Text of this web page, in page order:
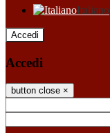
Italiano
Accedi
Accedi
button close ×